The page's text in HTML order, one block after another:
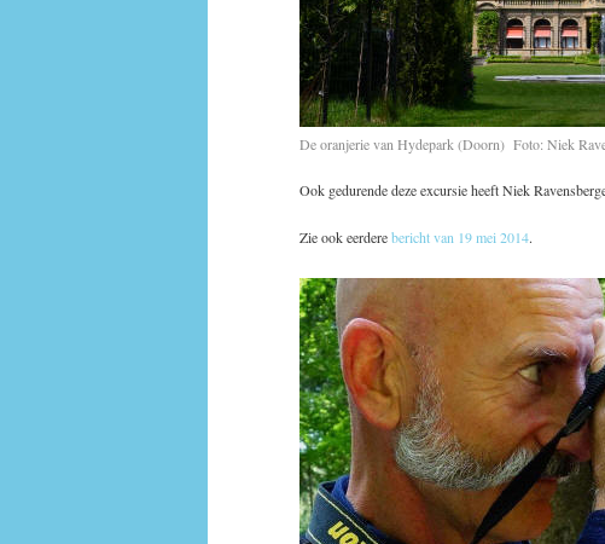
De oranjerie van Hydepark (Doorn) Foto: Niek
Ook gedurende deze excursie heeft Niek
Zie ook eerderebericht van 19 mei 2014.